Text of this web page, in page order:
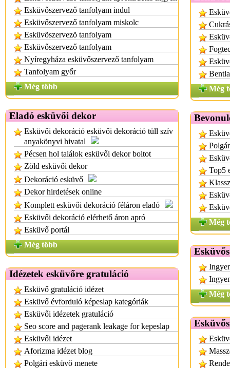
Esküvőszervező tanfolyam indul
Esküvőszervező tanfolyam miskolc
Esküvöszervezö tanfolyam
Esküvőszervező tanfolyam
Nyíregyháza esküvőszervező tanfolyam
Tanfolyam győr
Még több
Eladó esküvői dekor
Esküvői dekoráció esküvői dekoráció tüll szív
anyakönyvi hivatal
Pécsen hol találok esküvői dekor boltot
Zöld esküvői dekor
Dekoráció esküvő
Dekor hirdetések online
Komplett esküvői dekoráció féláron eladó
Esküvői dekoráció elérhető áron apró
Esküvő portál
Még több
Idézetek esküvőre gratuláció
Esküvő gratuláció idézet
Esküvő évforduló képeslap kategóriák
Esküvői idézetek gratuláció
Seo score and pagerank leakage for kepeslap
Esküvői idézet
Aforizma idézet blog
Polgári esküvő menete
Még
Top5
Még
Még